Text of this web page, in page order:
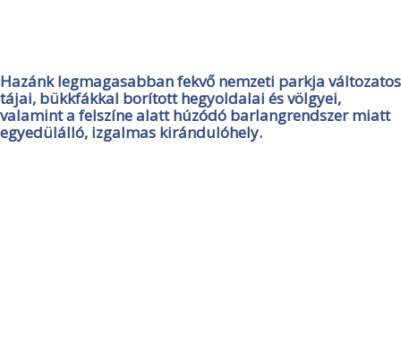
Hazánk legmagasabban fekvő nemzeti parkja változatos
tájai, bükkfákkal borított hegyoldalai és völgyei,
valamint a felszíne alatt húzódó barlangrendszer miatt
egyedülálló, izgalmas kirándulóhely.